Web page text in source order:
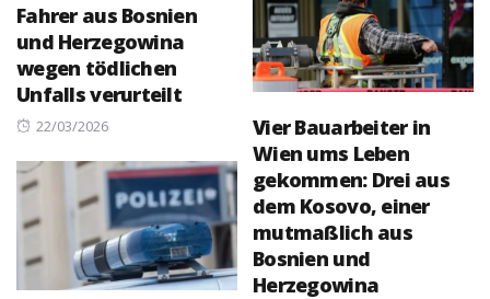
Fahrer aus Bosnien
und Herzegowina
wegen tödlichen
Unfalls verurteilt
Posted
22/03/2026
Vier Bauarbeiter in
Wien ums Leben
gekommen: Drei aus
dem Kosovo, einer
mutmaßlich aus
Bosnien und
Herzegowina